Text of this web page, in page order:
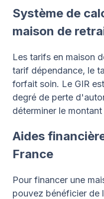
Système de
maison de
Les tarifs en maison
tarif dépendance, le
forfait soin. Le GIR
degré de perte
déterminer le
Aides
France
Pour financer une
pouvez bénéficier de